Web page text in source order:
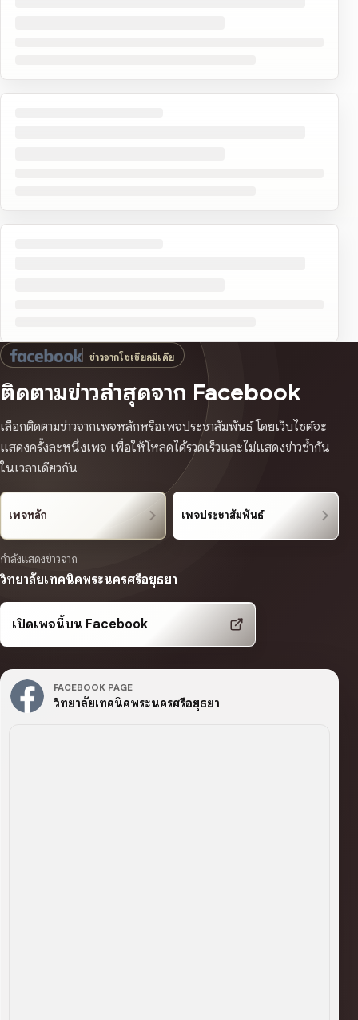
ข่าวจากโซเชียลมีเดีย
ติดตามข่าวล่าสุดจาก Facebook
เลือกติดตามข่าวจากเพจหลักหรือเพจประชาสัมพันธ์ โดยเว็บไซต์จะ
แสดงครั้งละหนึ่งเพจ เพื่อให้โหลดได้รวดเร็วและไม่แสดงข่าวซ้ำกัน
ในเวลาเดียวกัน
เพจหลัก เพจประชาสัมพันธ์
กำลังแสดงข่าวจาก
วิทยาลัยเทคนิคพระนครศรีอยุธยา
เปิดเพจนี้บน Facebook
FACEBOOK PAGE
วิทยาลัยเทคนิคพระนครศรีอยุธยา